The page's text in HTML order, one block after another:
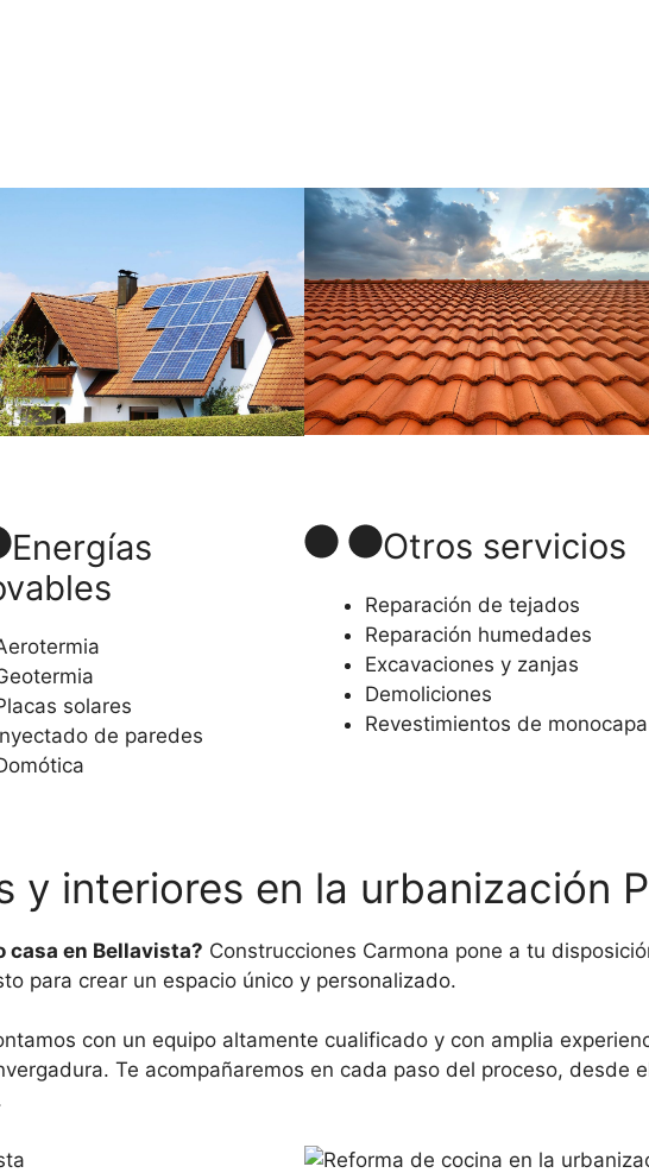
Energías
solares
de paredes
Otros servicios
Reparación de tejados
Reparación humedades
Excavaciones y zanjas
Demoliciones
Revestimientos de monocapa
y interiores en la urbanización
casa en Bellavista? Construcciones Carmona pone a tu
para crear un espacio único y personalizado.
con un equipo altamente cualificado y con amplia
Te acompañaremos en cada paso del proceso, desde